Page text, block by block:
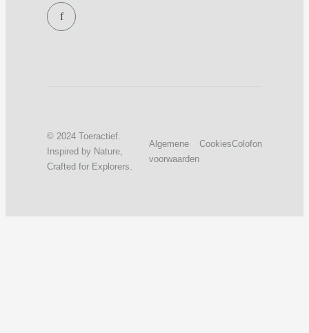
f
© 2024 Toeractief.
Inspired by Nature,
Crafted for Explorers.
Algemene
voorwaarden
CookiesColofon